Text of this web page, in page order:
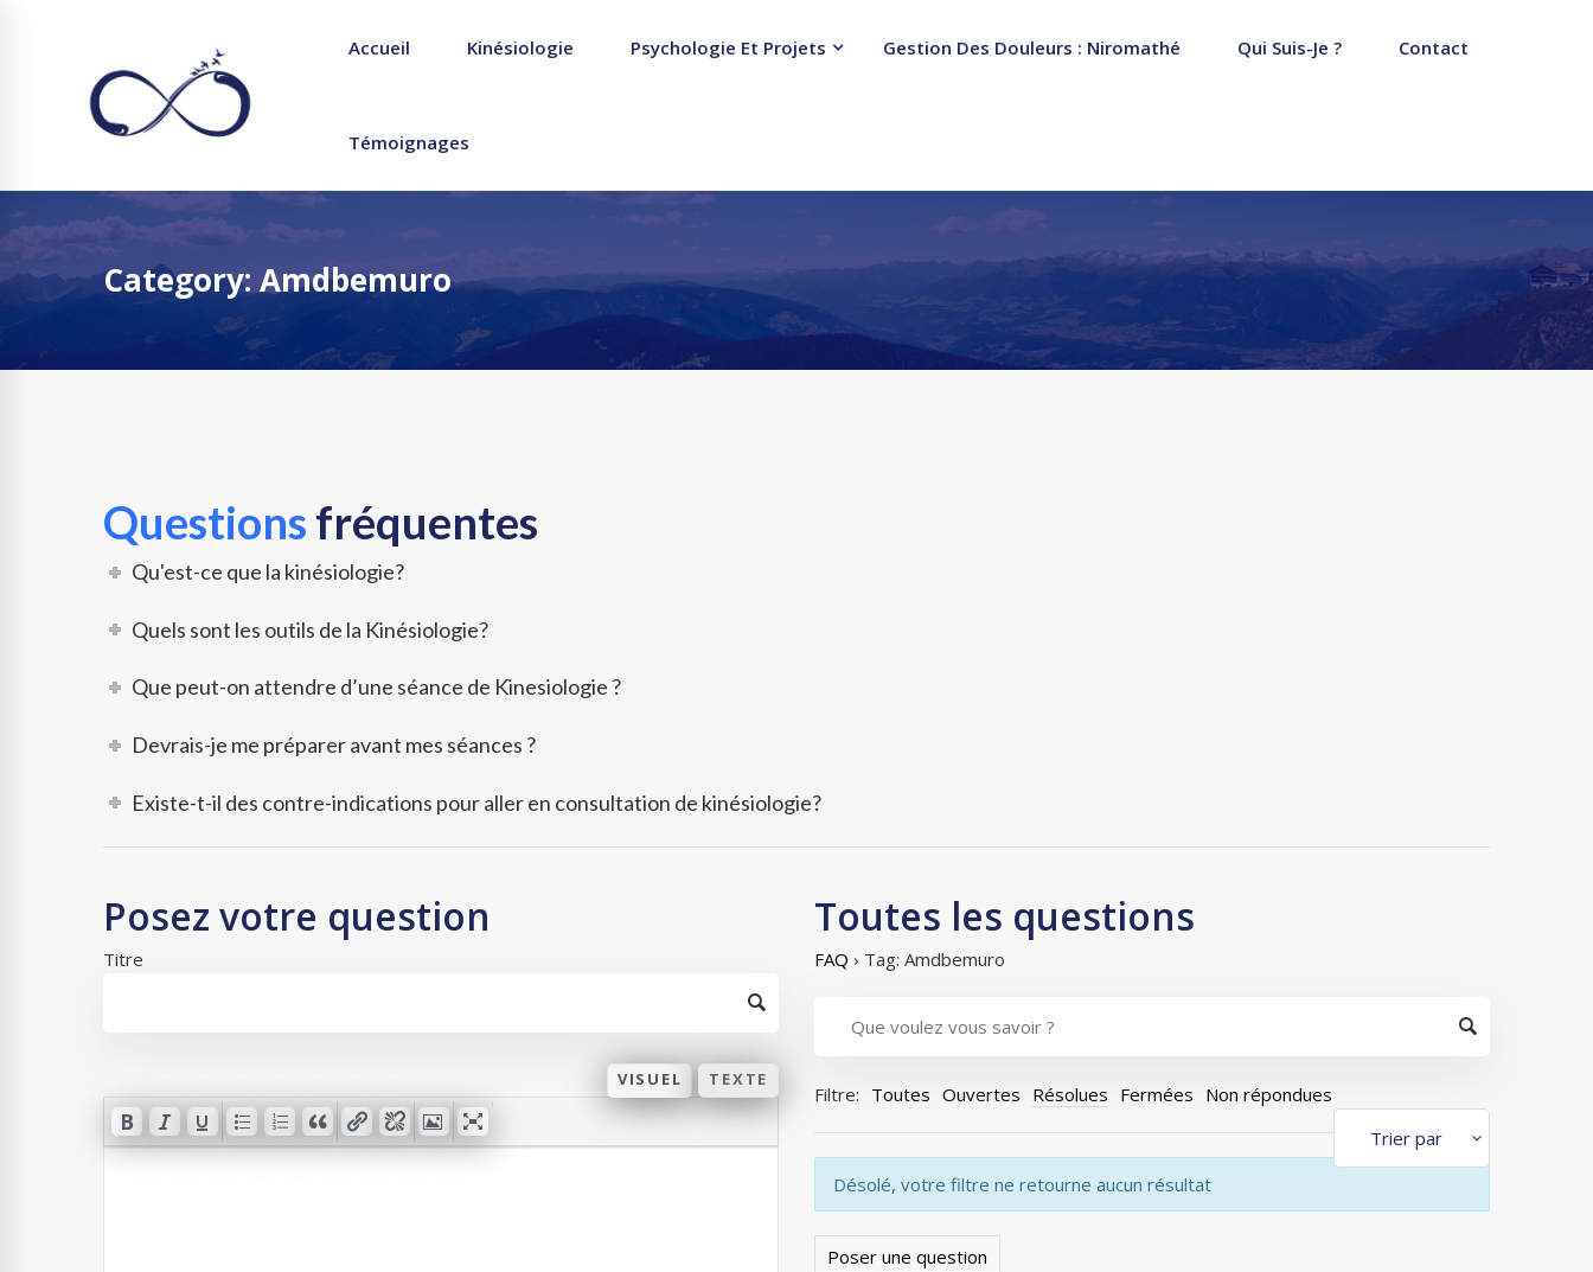
Accueil Kinésiologie Psychologie Et Projets Gestion Des Douleurs : Niromathé Qui Suis-Je ? Contact
Témoignages
Category: Amdbemuro
Questionsfréquentes
Qu'est-ce que la kinésiologie?
Quels sont les outils de la Kinésiologie?
Que peut-on attendre d’une séance de Kinesiologie ?
Devrais-je me préparer avant mes séances ?
Existe-t-il des contre-indications pour aller en consultation de kinésiologie?
Posez votre question
Titre
VISUEL TEXTE
Toutes les questions
FAQ › Tag: Amdbemuro
Filtre: Toutes Ouvertes Résolues Fermées Non répondues
Désolé, votre filtre ne retourne aucun résultat
Poser une question